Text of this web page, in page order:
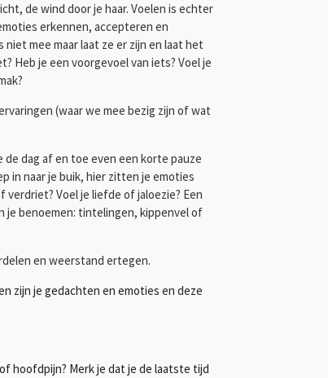
de wind door je haar. Voelen is echter
erkennen, accepteren en
mee maar laat ze er zijn en laat het
Heb je een voorgevoel van iets? Voel je
(waar we mee bezig zijn of wat
dag af en toe even een korte pauze
in naar je buik, hier zitten je emoties
Voel je liefde of jaloezie? Een
je benoemen: tintelingen, kippenvel of
en weerstand ertegen.
zijn je gedachten en emoties en deze
hoofdpijn? Merk je dat je de laatste tijd